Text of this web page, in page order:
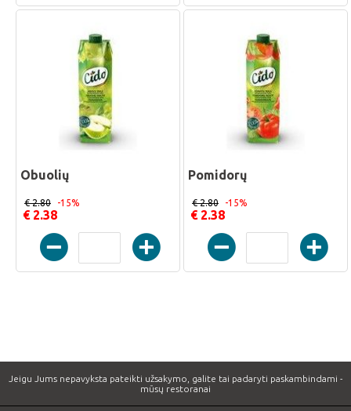
Obuolių
€ 2.38
€ 2.80 -15%
Pomidorų
€ 2.38
€ 2.80 -15%
Jeigu Jums nepavyksta pateikti užsakymo, galite tai padaryti paskambindami -
mūsų restoranai